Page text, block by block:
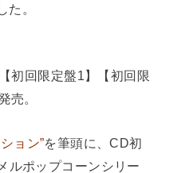
た。
初回限定盤1】【初回限
売。
ョン”を筆頭に、CD初
ルポップコーンシリー